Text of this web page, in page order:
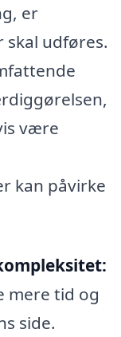
er
udføres.
være
kan påvirke
mere tid og
side.